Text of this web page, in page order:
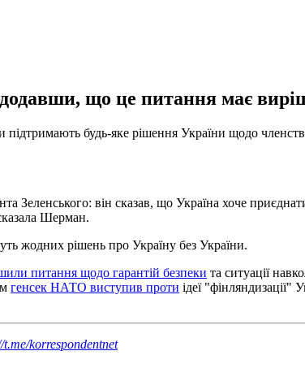
що це питання має
будь-яке рішення України щодо
Зеленського: він сказав, що Україна хоче
Шерман.
жодних рішень про Україну без України.
питання щодо гарантій безпеки та ситуації
генсек НАТО виступив проти ідеї "фінляндизації"
t.me/korrespondentnet